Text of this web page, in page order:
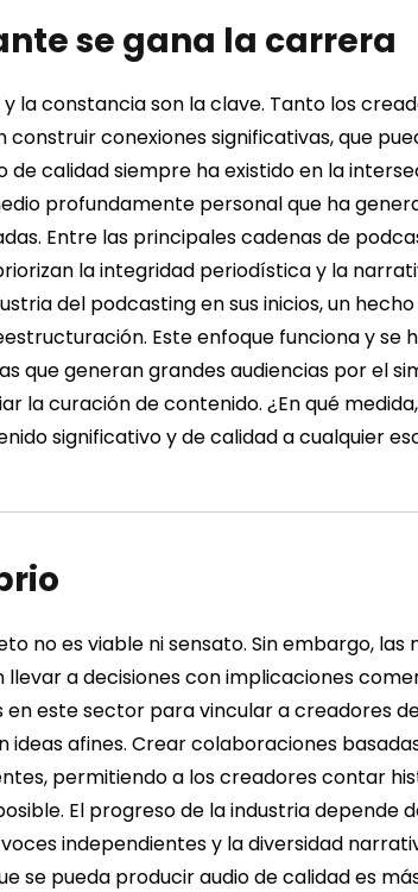
se gana la carrera
la constancia son la clave. Tanto los
conexiones significativas, que
de calidad siempre ha existido en la
profundamente personal que ha
Entre las principales cadenas de
la integridad periodística y la
del podcasting en sus inicios, un
Este enfoque funciona y se
que generan grandes audiencias por el
la curación de contenido. ¿En qué
significativo y de calidad a cualquier
no es viable ni sensato. Sin embargo, las
a decisiones con implicaciones
este sector para vincular a creadores
ideas afines. Crear colaboraciones
permitiendo a los creadores contar
El progreso de la industria depende
independientes y la diversidad
se pueda producir audio de calidad es